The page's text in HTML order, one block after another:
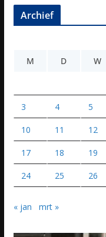
Archief
M
D W
3 4 5
10 11 12
17 18 19
24 25 26
« jan mrt »